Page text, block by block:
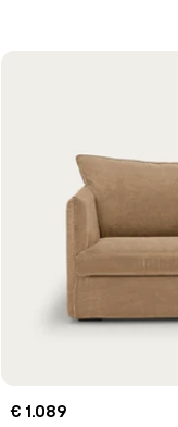
€ 1.089